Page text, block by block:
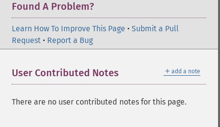
Found A Problem?
Learn How To Improve This Page • Submit a Pull
Request • Report a Bug
＋ add a note
User Contributed Notes
There are no user contributed notes for this page.